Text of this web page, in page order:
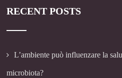
RECENT POSTS
L’ambiente può influenzare la
microbiota?